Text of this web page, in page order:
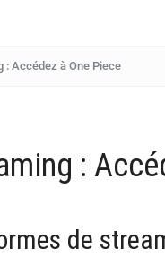
: Accédez à One Piece
:
de